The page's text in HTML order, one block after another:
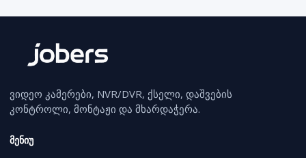
ვიდეო კამერები, NVR/DVR, ქსელი, დაშვების
კონტროლი, მონტაჟი და მხარდაჭერა.
მენიუ